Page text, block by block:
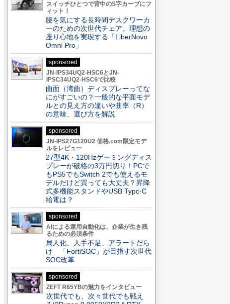
スイッチひとつで背中のS字カーブにフ
ィット！
腰を気にする長時間デスクワーカ
ーのための次世代チェア。理想の
座り心地を実現する「LiberNovo
Omni Pro」
sponsored
JN-IPS34UQ2-HSC6とJN-
IPSC34UQ2-HSC6で比較
曲面（湾曲）ディスプレーってな
にがすごいの？一般的な平面モデ
ルとの見え方の違いや曲率（R）
の意味、選び方を解説
sponsored
JN-IPS27G120U2 価格.com限定モデ
ルをレビュー
27型4K・120Hzゲーミングディス
プレーが破格の3万円切り！PCで
もPS5でもSwitch 2でも使えるモ
デルだけど買っても大丈夫？昇降
式多機能スタンドやUSB Typc-C
給電は？
sponsored
AIによる運用自動化は、企業が生き残
るための必須条件
属人化、人手不足、アラートだら
け 「FortiSOC」が目指す次世代
SOC改革
sponsored
ZEFT R65YBの魅力をインタビュー
次世代でも、次々世代でも戦え